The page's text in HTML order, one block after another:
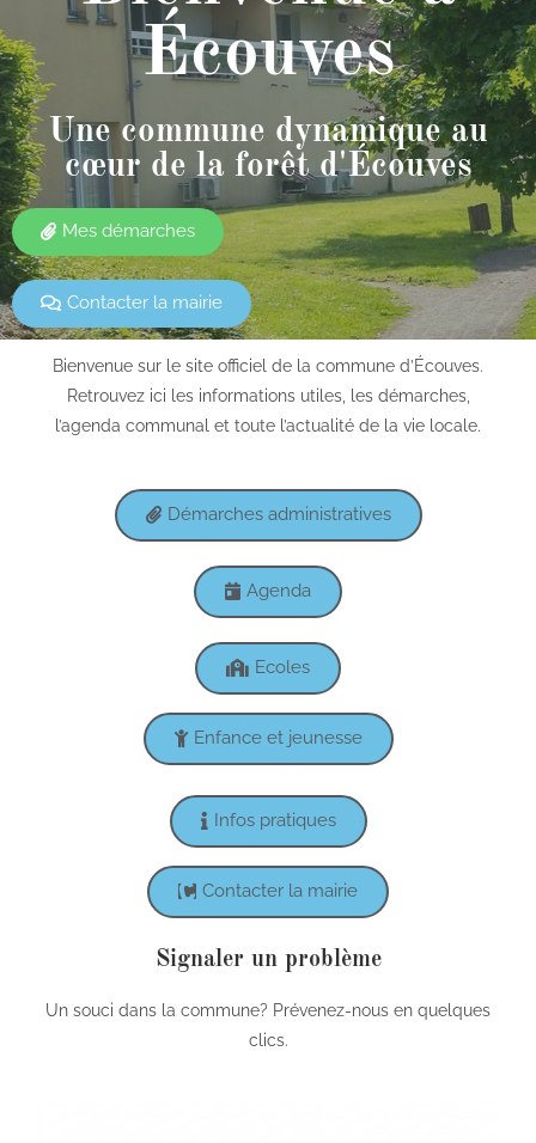
Écouves
Une commune dynamique au
cœur de la forêt d'Écouves
Mes démarches
Contacter la mairie
Bienvenue sur le site officiel de la commune d’Écouves.
Retrouvez ici les informations utiles, les démarches,
l’agenda communal et toute l’actualité de la vie locale.
Démarches administratives
Agenda
Ecoles
Enfance et jeunesse
Infos pratiques
Contacter la mairie
Signaler un problème
Un souci dans la commune? Prévenez-nous en quelques
clics.